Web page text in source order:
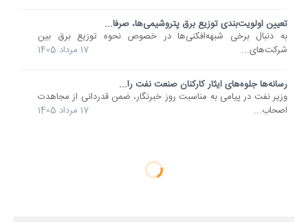
تعیین اولویت‌بندی توزیع برق پتروشیمی‌ها، صرفا...
به دنبال برخی شبهه‌افکنی‌ها در خصوص نحوه توزیع برق بین
شرکت‌های...
17 مرداد 1405
رسانه‌ها جلوه‌های ایثار کارکنان صنعت نفت را...
وزیر نفت در پیامی به مناسبت روز خبرنگار، ضمن قدردانی از مجاهدت
اصحاب...
17 مرداد 1405